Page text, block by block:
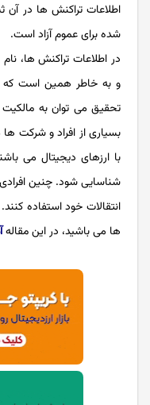
اطلاعات تراکنش ها در
شده برای عموم آزاد است.
در اطلاعات تراکنش ها،
و به خاطر همین است که
تحقیق می‌ توان به
بسیاری از افراد و شرکت
با ارزهای دیجیتال می
شناسایی شود. چنین افرادی
انتقالات خود استفاده
ها می باشید، در این مقاله